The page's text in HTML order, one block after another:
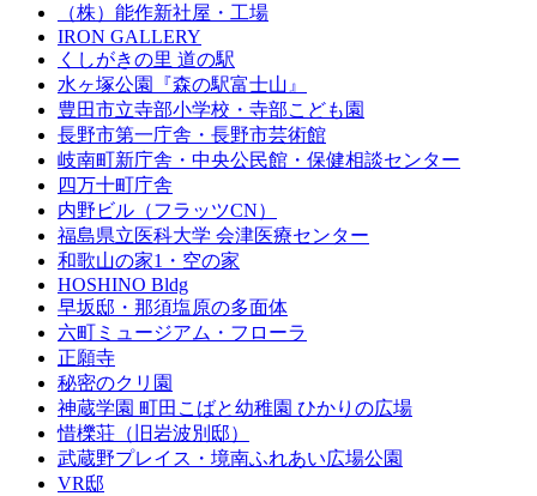
（株）能作新社屋・工場
IRON GALLERY
くしがきの里 道の駅
水ヶ塚公園『森の駅富士山』
豊田市立寺部小学校・寺部こども園
長野市第一庁舎・長野市芸術館
岐南町新庁舎・中央公⺠館・保健相談センター
四万十町庁舎
内野ビル（フラッツCN）
福島県立医科大学 会津医療センター
和歌山の家1・空の家
HOSHINO Bldg
早坂邸・那須塩原の多面体
六町ミュージアム・フローラ
正願寺
秘密のクリ園
神蔵学園 町田こばと幼稚園 ひかりの広場
惜櫟荘（旧岩波別邸）
武蔵野プレイス・境南ふれあい広場公園
VR邸